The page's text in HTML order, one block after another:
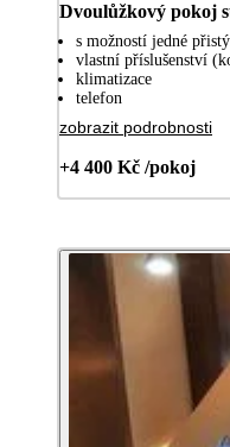
Dvoulůžkový pokoj
s možností jedné
vlastní příslušenství
klimatizace
telefon
zobrazit podrobnosti
+4 400 Kč /pokoj